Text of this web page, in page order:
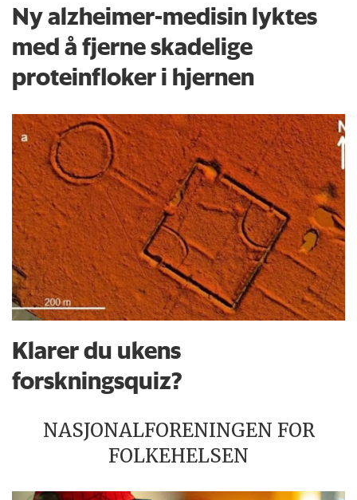
Ny alzheimer-medisin lyktes
med å fjerne skadelige
proteinfloker i hjernen
Klarer du ukens
forskningsquiz?
NASJONALFORENINGEN FOR
FOLKEHELSEN